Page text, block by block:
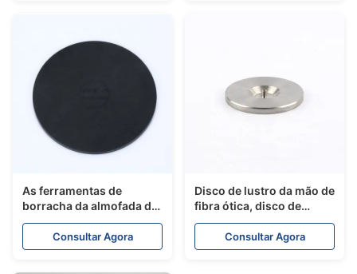
As ferramentas de
borracha da almofada de
polonês da fibra ótica do
gel de silicone remendam
materiais da produção do
Consultar Agora
Disco de lustro da mão de
fibra ótica, disco de
lustro da fibra do
conector de LC/MU UPC
Consultar Agora